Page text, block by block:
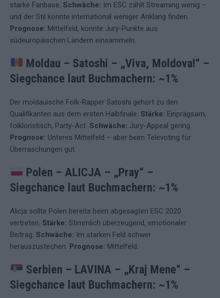
starke Fanbase. Schwäche: Im ESC zählt Streaming wenig –
und der Stil könnte international weniger Anklang finden.
Prognose: Mittelfeld, könnte Jury-Punkte aus
südeuropäischen Ländern einsammeln.
Moldau – Satoshi – „Viva, Moldova!“ –
Siegchance laut Buchmachern: ~1%
Der moldauische Folk-Rapper Satoshi gehört zu den
Qualifikanten aus dem ersten Halbfinale. Stärke: Einprägsam,
folkloristisch, Party-Act. Schwäche: Jury-Appeal gering.
Prognose: Unteres Mittelfeld – aber beim Televoting für
Überraschungen gut.
Polen – ALICJA – „Pray“ –
Siegchance laut Buchmachern: ~1%
Alicja sollte Polen bereits beim abgesagten ESC 2020
vertreten. Stärke: Stimmlich überzeugend, emotionaler
Beitrag. Schwäche: Im starken Feld schwer
herauszustechen. Prognose: Mittelfeld.
Serbien – LAVINA – „Kraj Mene“ –
Siegchance laut Buchmachern: ~1%